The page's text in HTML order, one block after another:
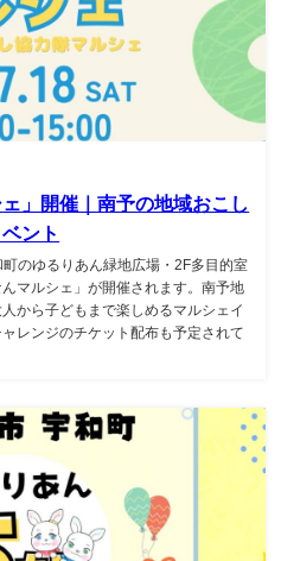
」開催｜南予の地域おこし
ント
のゆるりあん緑地広場・2F多目的室
マルシェ」が開催されます。南予地
から子どもまで楽しめるマルシェイ
レンジのチケット配布も予定されて